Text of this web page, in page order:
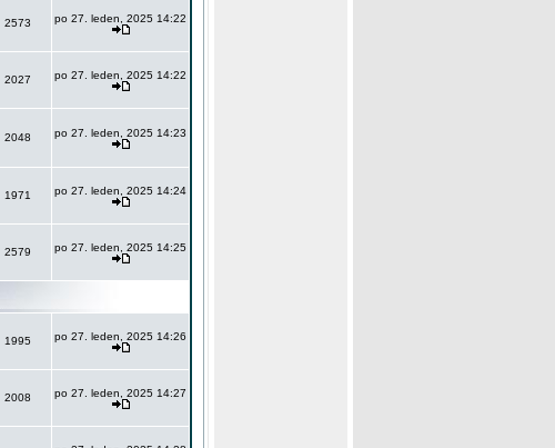
2573 po 27. leden, 2025 14:22
2027 po 27. leden, 2025 14:22
2048 po 27. leden, 2025 14:23
1971 po 27. leden, 2025 14:24
2579 po 27. leden, 2025 14:25
1995 po 27. leden, 2025 14:26
2008 po 27. leden, 2025 14:27